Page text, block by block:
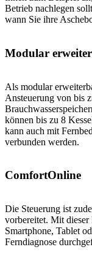
Betrieb nachlegen
wann Sie ihre
Modular
Als modular
Ansteuerung von bis
können bis zu 8
kann auch mit
verbunden werden.
ComfortOnline
Die Steuerung ist
vorbereitet. Mit dieser
Smartphone, Tablet
Ferndiagnose